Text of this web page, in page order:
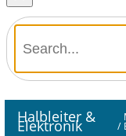
Halbleiter &
Elektronik /